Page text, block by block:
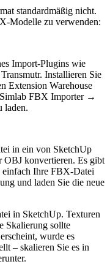
standardmäßig nicht.
Modelle zu verwenden:
Import-Plugins wie
Installieren Sie
Extension Warehouse
FBX Importer →
laden.
in ein von SketchUp
OBJ konvertieren. Es gibt
Ihre FBX-Datei
und laden Sie die neue
in SketchUp. Texturen
Skalierung sollte
wurde es
– skalieren Sie es in